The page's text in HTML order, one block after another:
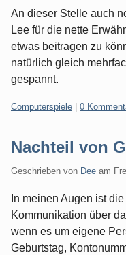
An dieser Stelle auch
Lee für die nette
etwas beitragen zu
natürlich gleich
gespannt.
Kategorien:
Computerspiele 0
Nachteil von
Geschrieben von Dee am
In meinen Augen ist
Kommunikation über
wenn es um eigene
Geburtstag,